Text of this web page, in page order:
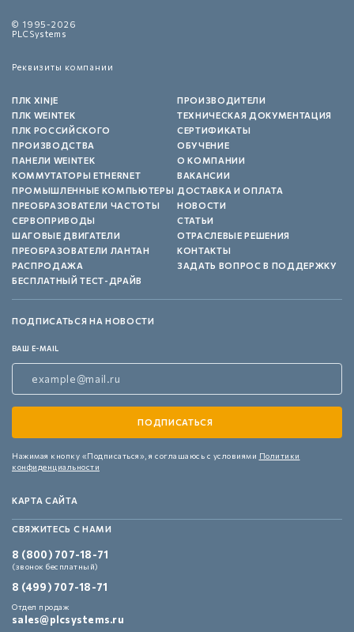
© 1995-2026
PLCSystems
Реквизиты компании
ПЛК XINJE
ПЛК WEINTEK
ПЛК РОССИЙСКОГО
ПРОИЗВОДСТВА
ПАНЕЛИ WEINTEK
КОММУТАТОРЫ ETHERNET
ПРОМЫШЛЕННЫЕ КОМПЬЮТЕРЫ
ПРЕОБРАЗОВАТЕЛИ ЧАСТОТЫ
СЕРВОПРИВОДЫ
ШАГОВЫЕ ДВИГАТЕЛИ
ПРЕОБРАЗОВАТЕЛИ ЛАНТАН
РАСПРОДАЖА
БЕСПЛАТНЫЙ ТЕСТ-ДРАЙВ
ПРОИЗВОДИТЕЛИ
ТЕХНИЧЕСКАЯ ДОКУМЕНТАЦИЯ
СЕРТИФИКАТЫ
ОБУЧЕНИЕ
О КОМПАНИИ
ВАКАНСИИ
ДОСТАВКА И ОПЛАТА
НОВОСТИ
СТАТЬИ
ОТРАСЛЕВЫЕ РЕШЕНИЯ
КОНТАКТЫ
ЗАДАТЬ ВОПРОС В ПОДДЕРЖКУ
ПОДПИСАТЬСЯ НА НОВОСТИ
ВАШ E-MAIL
Нажимая кнопку «Подписаться», я соглашаюсь с условиями Политики
конфиденциальности
КАРТА САЙТА
СВЯЖИТЕСЬ С НАМИ
8 (800) 707-18-71
(звонок бесплатный)
8 (499) 707-18-71
Отдел продаж
sales@plcsystems.ru